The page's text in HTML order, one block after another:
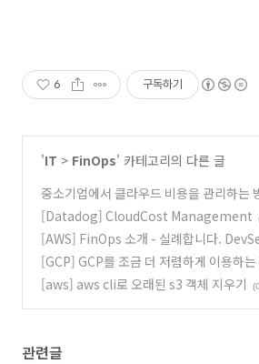
6 구독하기
'IT > FinOps' 카테고리의 다른 글
중소기업에서 클라우드 비용을 관리하는
[Datadog] CloudCost Management
[AWS] FinOps 소개 - 실례합니다.
BizOps 입니다. (0)
[GCP] GCP를 조금 더 저렴하게 이용하
(0)
[aws] aws cli로 오래된 s3 객체 지우기
관련글